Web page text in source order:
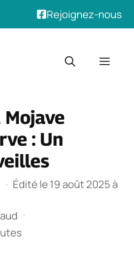
Rejoignez-nous
: Un
· Édité le 19 août 2025 à
·